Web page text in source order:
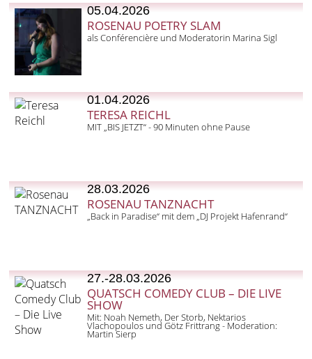
05.04.2026
ROSENAU POETRY SLAM
als Conférencière und Moderatorin Marina Sigl
01.04.2026
TERESA REICHL
MIT „BIS JETZT“ - 90 Minuten ohne Pause
28.03.2026
ROSENAU TANZNACHT
„Back in Paradise“ mit dem „DJ Projekt Hafenrand“
27.-28.03.2026
QUATSCH COMEDY CLUB – DIE LIVE
SHOW
Mit: Noah Nemeth, Der Storb, Nektarios
Vlachopoulos und Götz Frittrang - Moderation:
Martin Sierp